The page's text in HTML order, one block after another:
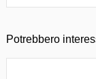
Potrebbero